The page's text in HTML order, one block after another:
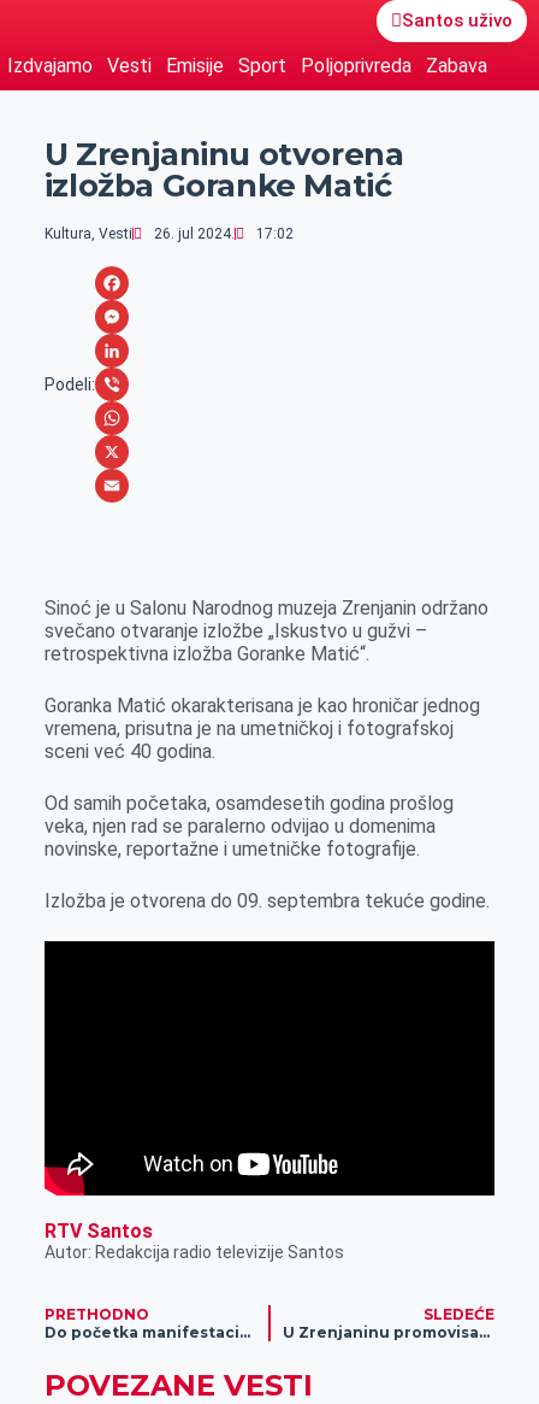
Santos uživo
Izdvajamo Vesti Emisije Sport Poljoprivreda Zabava
U Zrenjaninu otvorena
izložba Goranke Matić
Kultura, Vesti 26. jul 2024. 17:02
Podeli:
F
a
c
e
b
o
M
e
s
s
e
r
L
i
n
k
n
V
i
b
W
h
A
p
X
i
l
Sinoć je u Salonu Narodnog muzeja Zrenjanin održano
svečano otvaranje izložbe „Iskustvo u gužvi –
retrospektivna izložba Goranke Matić“.
Goranka Matić okarakterisana je kao hroničar jednog
vremena, prisutna je na umetničkoj i fotografskoj
sceni već 40 godina.
Od samih početaka, osamdesetih godina prošlog
veka, njen rad se paralerno odvijao u domenima
novinske, reportažne i umetničke fotografije.
Izložba je otvorena do 09. septembra tekuće godine.
RTV Santos
Autor: Redakcija radio televizije Santos
PRETHODNO
Do početka manifestacie 39. Dani piva ostalo je još 10 dana
SLEDEĆE
U Zrenjaninu promovisana knjiga „Zrenjaninska olimpijska ogrlica 2“
POVEZANE VESTI